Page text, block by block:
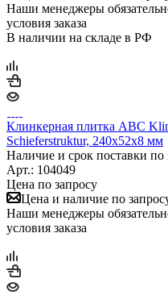
Наши менеджеры
условия заказа
В наличии на складе в РФ
Клинкерная плитка ABC
Schieferstruktur, 240х52х8 мм
Наличие и срок поставки по
Арт.: 104049
Цена по запросу
Цена и наличие по
Наши менеджеры
условия заказа